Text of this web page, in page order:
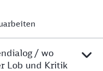
/ wo
Lob und Kritik